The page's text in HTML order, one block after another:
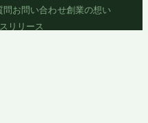
問お問い合わせ創業の想い
リリース